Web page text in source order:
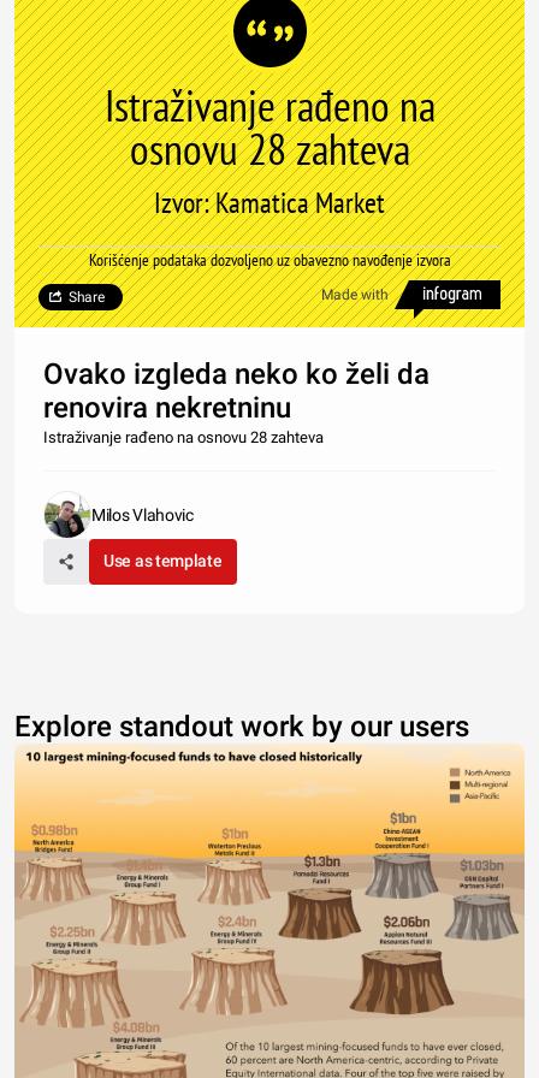
Istraživanje rađeno na
osnovu 28 zahteva
Izvor: Kamatica Market
Korišćenje podataka dozvoljeno uz obavezno navođenje izvora
Made with
Share
Ovako izgleda neko ko želi da
renovira nekretninu
Istraživanje rađeno na osnovu 28 zahteva
Milos Vlahovic
Use as template
Explore standout work by our users